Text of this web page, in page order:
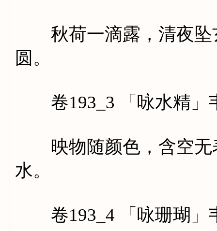
秋荷一滴露，清夜坠
圆。
卷193_3 「咏水精」
映物随颜色，含空无
水。
卷193_4 「咏珊瑚」